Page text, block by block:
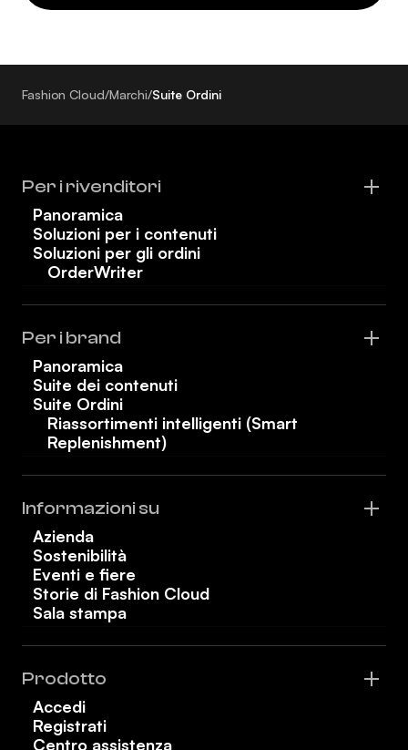
Fashion Cloud/Marchi/Suite Ordini
Per i rivenditori
Panoramica
Soluzioni per i contenuti
Soluzioni per gli ordini
OrderWriter
Per i brand
Panoramica
Suite dei contenuti
Suite Ordini
Riassortimenti intelligenti (Smart
Replenishment)
Informazioni su
Azienda
Sostenibilità
Eventi e fiere
Storie di Fashion Cloud
Sala stampa
Prodotto
Accedi
Registrati
Centro assistenza